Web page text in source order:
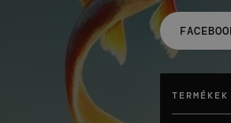
TERMÉKEK